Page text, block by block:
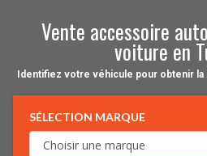
Vente accessoire
voiture en
Identifiez votre véhicule pour obtenir
SÉLECTION MARQUE